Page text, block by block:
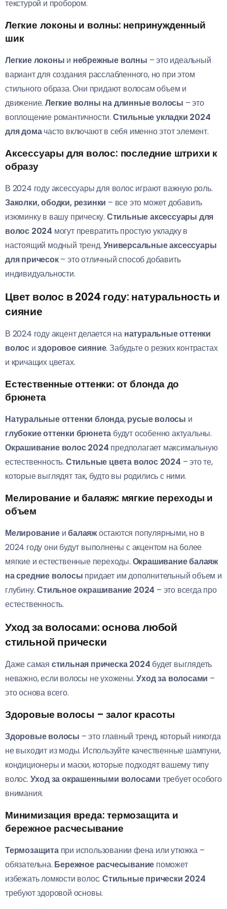
текстурой и пробором.
Легкие локоны и волны: непринужденный
шик
Легкие локоны и небрежные волны – это идеальный
вариант для создания расслабленного, но при этом
стильного образа. Они придают волосам объем и
движение. Легкие волны на длинные волосы – это
воплощение романтичности. Стильные укладки 2024
для домачасто включают в себя именно этот элемент.
Аксессуары для волос: последние штрихи к
образу
В 2024 году аксессуары для волос играют важную роль.
Заколки, ободки, резинки – все это может добавить
изюминку в вашу прическу. Стильные аксессуары для
волос 2024 могут превратить простую укладку в
настоящий модный тренд.Универсальные аксессуары
для причесок– это отличный способ добавить
индивидуальности.
Цвет волос в 2024 году: натуральность и
сияние
В 2024 году акцент делается на натуральные оттенки
волос издоровое сияние. Забудьте о резких контрастах
и кричащих цветах.
Естественные оттенки: от блонда до
брюнета
Натуральные оттенки блонда,русые волосы и
глубокие оттенки брюнета будут особенно актуальны.
Окрашивание волос 2024 предполагает максимальную
естественность. Стильные цвета волос 2024 – это те,
которые выглядят так, будто вы родились с ними.
Мелирование и балаяж: мягкие переходы и
объем
Мелированиеибалаяжостаются популярными, но в
2024 году они будут выполнены с акцентом на более
мягкие и естественные переходы. Окрашивание балаяж
на средние волосы придает им дополнительный объем и
глубину.Стильное окрашивание 2024 – это всегда про
естественность.
Уход за волосами: основа любой
стильной прически
Даже самая стильная прическа 2024 будет выглядеть
неважно, если волосы не ухожены.Уход за волосами –
это основа всего.
Здоровые волосы – залог красоты
Здоровые волосы – это главный тренд, который никогда
не выходит из моды. Используйте качественные шампуни,
кондиционеры и маски, которые подходят вашему типу
волос. Уход за окрашенными волосами требует особого
внимания.
Минимизация вреда: термозащита и
бережное расчесывание
Термозащитапри использовании фена или утюжка –
обязательна. Бережное расчесывание поможет
избежать ломкости волос.Стильные прически 2024
требуют здоровой основы.